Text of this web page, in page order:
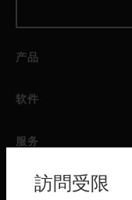
产品
软件
服务
toggle view
行业訪問受限